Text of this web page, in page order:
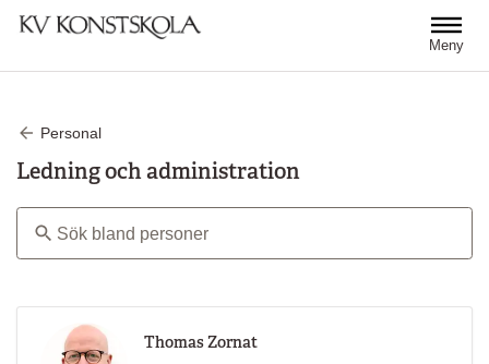
Meny
Personal
Ledning och administration
Thomas Zornat